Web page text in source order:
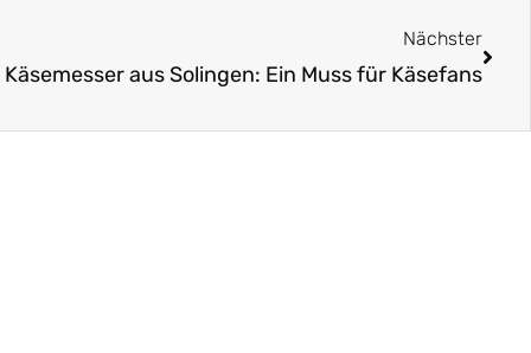
Nächster
Käsemesser aus Solingen: Ein Muss für Käsefans